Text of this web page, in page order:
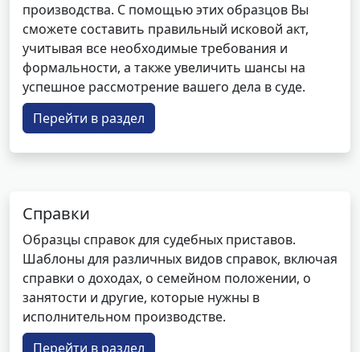
производства. С помощью этих образцов Вы
сможете составить правильный исковой акт,
учитывая все необходимые требования и
формальности, а также увеличить шансы на
успешное рассмотрение вашего дела в суде.
Перейти в раздел
Справки
Образцы справок для судебных приставов.
Шаблоны для различных видов справок, включая
справки о доходах, о семейном положении, о
занятости и другие, которые нужны в
исполнительном производстве.
Перейти в раздел